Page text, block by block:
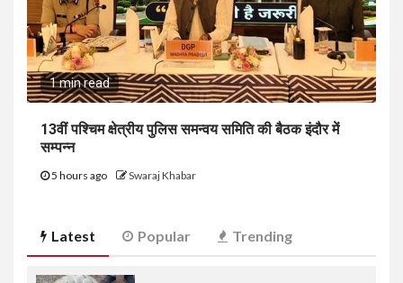
1 min read
13वीं पश्चिम क्षेत्रीय पुलिस समन्वय समिति की बैठक इंदौर में
सम्पन्न
5 hours ago Swaraj Khabar
Latest Popular Trending